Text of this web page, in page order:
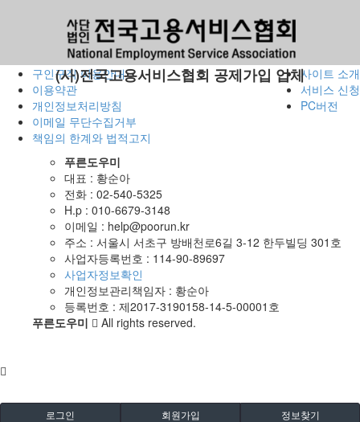
(사)전국고용서비스협회 공제가입 업체
구인구직 이용안내
이용약관
개인정보처리방침
이메일 무단수집거부
책임의 한계와 법적고지
사이트 소개
서비스 신청
PC버전
푸른도우미
대표 : 황순아
전화 : 02-540-5325
H.p : 010-6679-3148
이메일 : help@poorun.kr
주소 : 서울시 서초구 방배천로6길 3-12 한두빌딩 301호
사업자등록번호 : 114-90-89697
사업자정보확인
개인정보관리책임자 : 황순아
등록번호 : 제2017-3190158-14-5-00001호
푸른도우미
All rights reserved.
로그인 회원가입 정보찾기